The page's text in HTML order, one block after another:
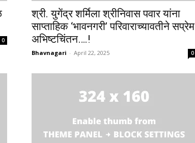
0
श्री. युगेंद्र शर्मिला श्रीनिवास पवार यांना
साप्ताहिक ‘भावनगरी’ परिवाराच्यावतीने सप्रेम
अभिष्टचिंतन….!
Bhavnagari - April 22, 2025 0